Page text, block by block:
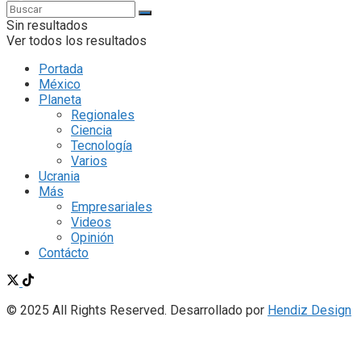
Sin resultados
Ver todos los resultados
Portada
México
Planeta
Regionales
Ciencia
Tecnología
Varios
Ucrania
Más
Empresariales
Videos
Opinión
Contácto
© 2025 All Rights Reserved. Desarrollado por Hendiz Design